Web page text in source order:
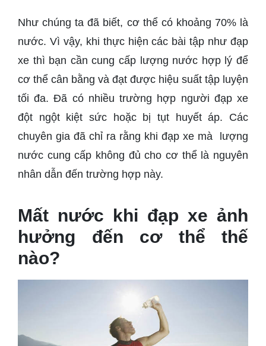
Như chúng ta đã biết, cơ thể có khoảng 70% là
nước. Vì vậy, khi thực hiện các bài tập như đạp
xe thì bạn cần cung cấp lượng nước hợp lý để
cơ thể cân bằng và đạt được hiệu suất tập luyện
tối đa. Đã có nhiều trường hợp người đạp xe
đột ngột kiệt sức hoặc bị tụt huyết áp. Các
chuyên gia đã chỉ ra rằng khi đạp xe mà lượng
nước cung cấp không đủ cho cơ thể là nguyên
nhân dẫn đến trường hợp này.
Mất nước khi đạp xe ảnh
hưởng đến cơ thể thế
nào?